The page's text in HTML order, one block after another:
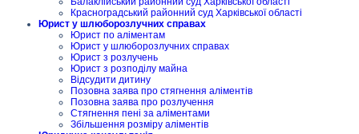
Красноградський районний суд Харківської області
Юрист у шлюборозлучних справах
Юрист по аліментам
Юрист у шлюборозлучних справах
Юрист з розлучень
Юрист з розподілу майна
Відсудити дитину
Позовна заява про стягнення аліментів
Позовна заява про розлучення
Стягнення пені за аліментами
Збільшення розміру аліментів